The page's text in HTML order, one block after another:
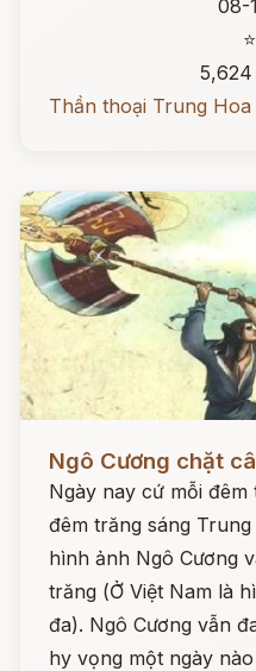
08-
Thần thoại Trung Hoa
Ngô Cương chặt
Ngày nay cứ mỗi
đêm trăng sáng
hình ảnh Ngô Cương
trăng (Ở Việt Nam là
đa). Ngô Cương vẫn
hy vọng một ngày